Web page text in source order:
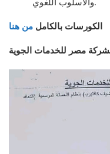
والأسلوب اللغوي.
الكورسات بالكامل من هنا